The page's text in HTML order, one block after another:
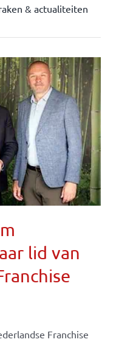
& actualiteiten
lid van
Franchise